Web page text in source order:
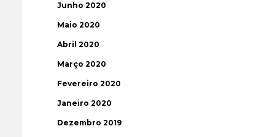
Junho 2020
Maio 2020
Abril 2020
Março 2020
Fevereiro 2020
Janeiro 2020
Dezembro 2019